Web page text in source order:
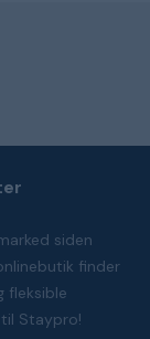
siden
finder
fleksible
Staypro!